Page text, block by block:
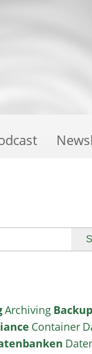
Archiving Backup
Container